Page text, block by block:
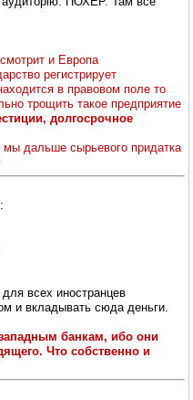
и Европа
регистрирует
в правовом поле то
трощить такое предприятие
долгосрочное
мы дальше сырьевого придатка
всех иностранцев
и вкладывать сюда деньги.
банкам, ибо они
Что собственно и